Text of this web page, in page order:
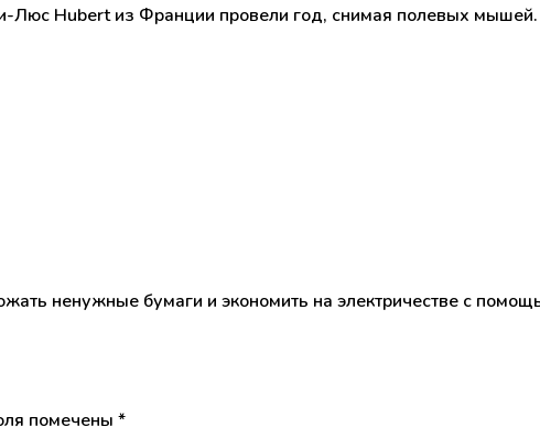
Hubert из Франции провели год, снимая полевых мышей.
ненужные бумаги и экономить на электричестве с
помечены *